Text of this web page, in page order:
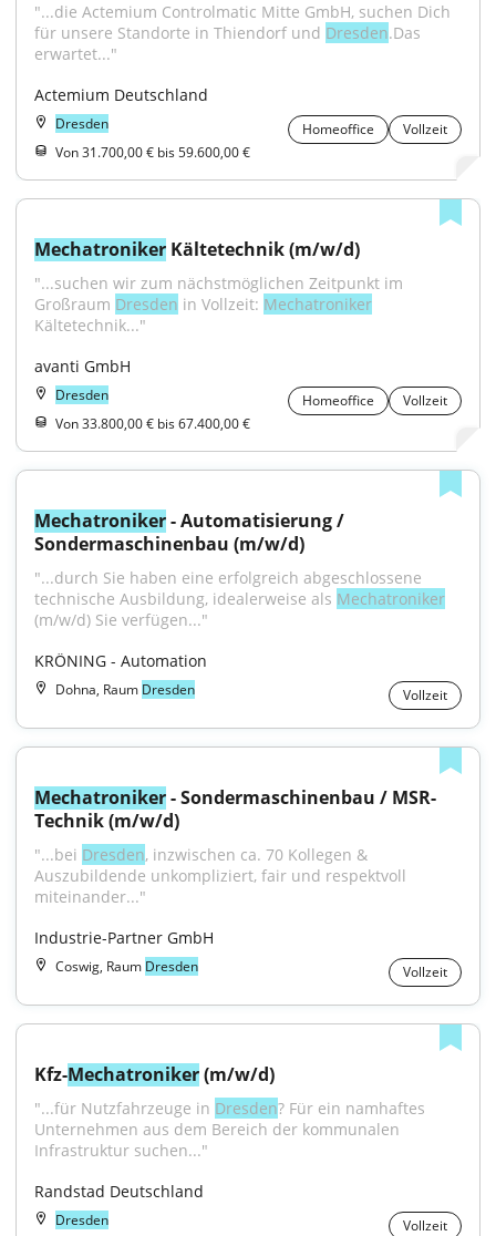
"...die Actemium Controlmatic Mitte GmbH, suchen Dich
für unsere Standorte in Thiendorf und Dresden.Das
erwartet..."
Actemium Deutschland
Dresden Homeoffice
Vollzeit
Von 31.700,00 € bis 59.600,00 €
Mechatroniker Kältetechnik (m/w/d)
"...suchen wir zum nächstmöglichen Zeitpunkt im
Großraum Dresden in Vollzeit: Mechatroniker
Kältetechnik..."
avanti GmbH
Dresden Homeoffice
Vollzeit
Von 33.800,00 € bis 67.400,00 €
Mechatroniker - Automatisierung /
Sondermaschinenbau (m/w/d)
"...durch Sie haben eine erfolgreich abgeschlossene
technische Ausbildung, idealerweise als Mechatroniker
(m/w/d) Sie verfügen..."
KRÖNING - Automation
Dohna, Raum Dresden Vollzeit
Mechatroniker - Sondermaschinenbau / MSR-
Technik (m/w/d)
"...bei Dresden, inzwischen ca. 70 Kollegen &
Auszubildende unkompliziert, fair und respektvoll
miteinander..."
Industrie-Partner GmbH
Coswig, Raum Dresden Vollzeit
Kfz-Mechatroniker (m/w/d)
"...für Nutzfahrzeuge in Dresden? Für ein namhaftes
Unternehmen aus dem Bereich der kommunalen
Infrastruktur suchen..."
Randstad Deutschland
Dresden
Vollzeit